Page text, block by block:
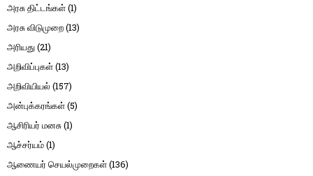
அரசு திட்டங்கள்(1)
அரசு விடுமுறை(13)
அரியது(21)
அறிவிப்புகள்(13)
அறிவியியல் (157)
அன்புக்கரங்கள்(5)
ஆசிரியர் மனசு(1)
ஆச்சர்யம்(1)
ஆணையர் செயல்முறைகள்(136)